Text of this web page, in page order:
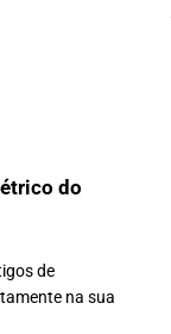
do
de
na sua